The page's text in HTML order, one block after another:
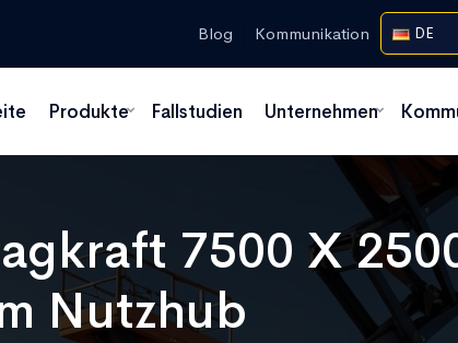
Blog Kommunikation DE
Produkte Fallstudien Unternehmen
7500 X
Nutzhub